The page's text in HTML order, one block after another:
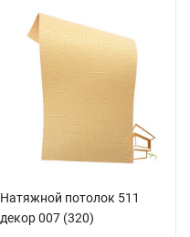
Натяжной потолок 511
декор 007 (320)